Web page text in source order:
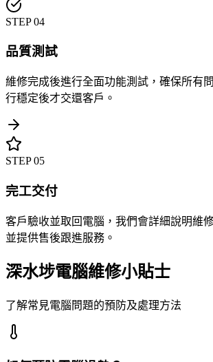
STEP04
品質測試
維修完成後進行全面功能測試，確保所有
行穩定後才交還客戶。
STEP05
完工交付
客戶驗收並取回電腦，我們會詳細說明維
並提供售後跟進服務。
深水埗電腦維修小貼士
了解常見電腦問題的預防及處理方法